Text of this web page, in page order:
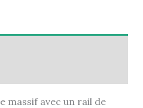
massif avec un rail de